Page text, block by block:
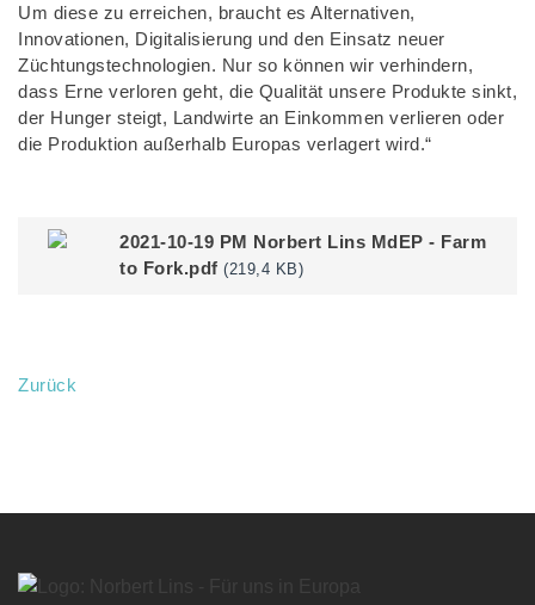
Um diese zu erreichen, braucht es Alternativen,
Innovationen, Digitalisierung und den Einsatz neuer
Züchtungstechnologien. Nur so können wir verhindern,
dass Erne verloren geht, die Qualität unsere Produkte sinkt,
der Hunger steigt, Landwirte an Einkommen verlieren oder
die Produktion außerhalb Europas verlagert wird.“
2021-10-19 PM Norbert Lins MdEP - Farm
to Fork.pdf (219,4 KB)
Zurück